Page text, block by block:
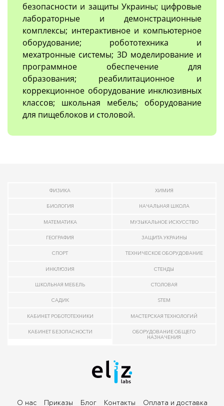
безопасности и защиты Украины; цифровые
лабораторные и демонстрационные
комплексы; интерактивное и компьютерное
оборудование; робототехника и
мехатронные системы; 3D моделирование и
программное обеспечение для
образования; реабилитационное и
коррекционное оборудование инклюзивных
классов; школьная мебель; оборудование
для пищеблоков и столовой.
ФИЗИКА ХИМИЯ
БИОЛОГИЯ НАЧАЛЬНАЯ ШКОЛА
МАТЕМАТИКА МУЗЫКАЛЬНОЕ ИСКУССТВО
ГЕОГРАФИЯ ЗАЩИТА УКРАИНЫ
СПОРТ ТЕХНИЧЕСКОЕ ОБОРУДОВАНИЕ
ИНКЛЮЗИЯ СТЕНДЫ
ШКОЛЬНАЯ МЕБЕЛЬ СТОЛОВАЯ
САДИК STEM
КАБИНЕТ РОБОТОТЕХНИКИ МАСТЕРСКАЯ ТЕХНОЛОГИЙ
КАБИНЕТ БЕЗОПАСНОСТИ
ОБОРУДОВАНИЕ ОБЩЕГО
НАЗНАЧЕНИЯ
О нас Приказы Блог Контакты Оплата и доставка